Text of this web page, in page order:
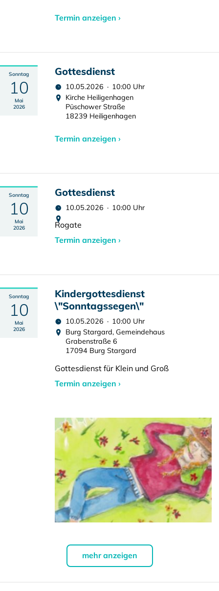
Termin anzeigen ›
Sonntag
10
Mai
2026
Gottesdienst
10.05.2026 · 10:00 Uhr
Kirche Heiligenhagen
Püschower Straße
18239 Heiligenhagen
Termin anzeigen ›
Sonntag
10
Mai
2026
Gottesdienst
10.05.2026 · 10:00 Uhr
Rogate
Termin anzeigen ›
Sonntag
10
Mai
2026
Kindergottesdienst
\"Sonntagssegen\"
10.05.2026 · 10:00 Uhr
Burg Stargard, Gemeindehaus
Grabenstraße 6
17094 Burg Stargard
Gottesdienst für Klein und Groß
Termin anzeigen ›
mehr anzeigen